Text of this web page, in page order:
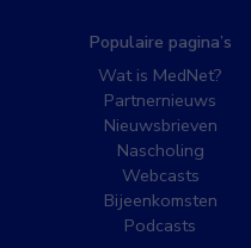
Populaire pagina’s
Wat is MedNet?
Partnernieuws
Nieuwsbrieven
Nascholing
Webcasts
Bijeenkomsten
Podcasts